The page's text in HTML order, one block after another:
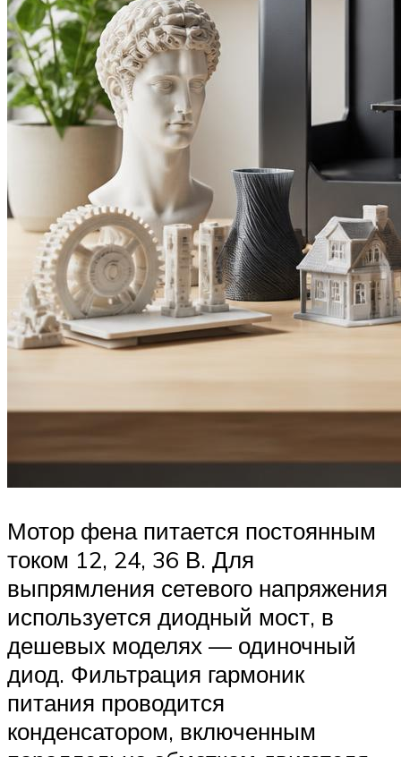
Мотор фена питается постоянным
током 12, 24, 36 В. Для
выпрямления сетевого напряжения
используется диодный мост, в
дешевых моделях — одиночный
диод. Фильтрация гармоник
питания проводится
конденсатором, включенным